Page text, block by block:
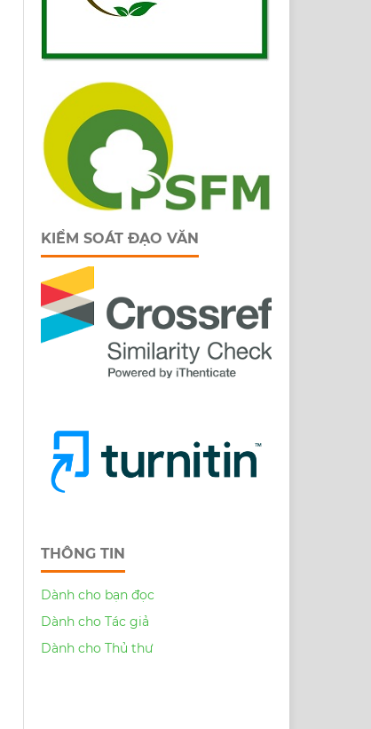
KIỂM SOÁT ĐẠO VĂN
THÔNG TIN
Dành cho bạn đọc
Dành cho Tác giả
Dành cho Thủ thư